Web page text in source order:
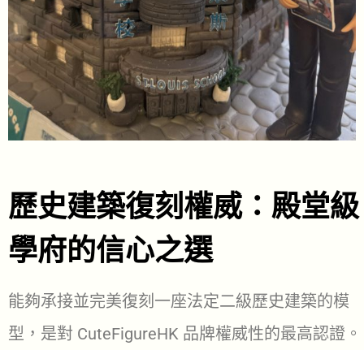
歷史建築復刻權威：殿堂級
學府的信心之選
能夠承接並完美復刻一座法定二級歷史建築的模
型，是對 CuteFigureHK 品牌權威性的最高認證。